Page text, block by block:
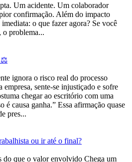
Um acidente. Um colaborador
confirmação. Além do impacto
o que fazer agora? Se você
o problema...
⚖️
ignora o risco real do processo
empresa, sente-se injustiçado e sofre
chegar ao escritório com uma
é causa ganha.” Essa afirmação quase
pres...
ou ir até o final?
do que o valor envolvido Chega um